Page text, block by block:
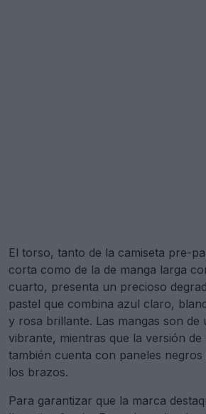
El torso, tanto de la camiseta pre-
corta como de la de manga larga
cuarto, presenta un precioso
pastel que combina azul claro,
y rosa brillante. Las mangas son
vibrante, mientras que la versión de
también cuenta con paneles
los brazos.
Para garantizar que la marca